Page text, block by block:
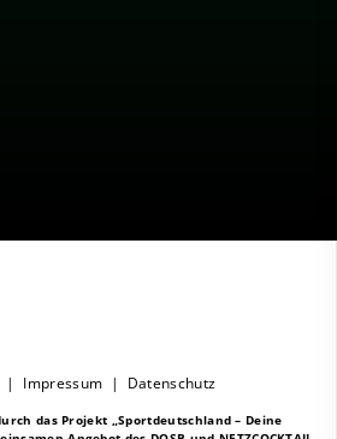
| Impressum | Datenschutz
das Projekt „Sportdeutschland – Deine